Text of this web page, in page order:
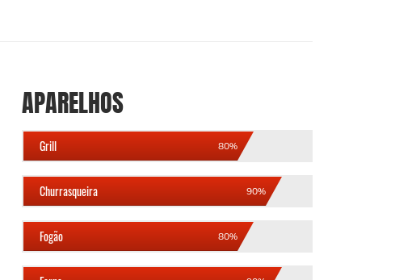
APARELHOS
Grill 80%
Churrasqueira 90%
Fogão 80%